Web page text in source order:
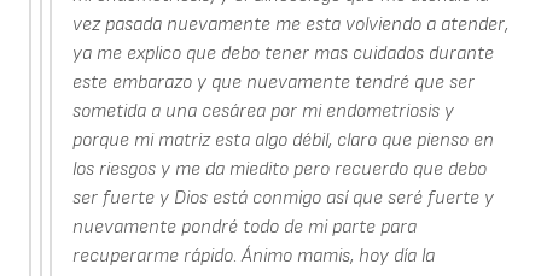
vez pasada nuevamente me esta volviendo a atender,
ya me explico que debo tener mas cuidados durante
este embarazo y que nuevamente tendré que ser
sometida a una cesárea por mi endometriosis y
porque mi matriz esta algo débil, claro que pienso en
los riesgos y me da miedito pero recuerdo que debo
ser fuerte y Dios está conmigo así que seré fuerte y
nuevamente pondré todo de mi parte para
recuperarme rápido. Ánimo mamis, hoy día la